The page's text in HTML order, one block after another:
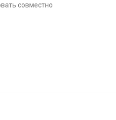
совместно